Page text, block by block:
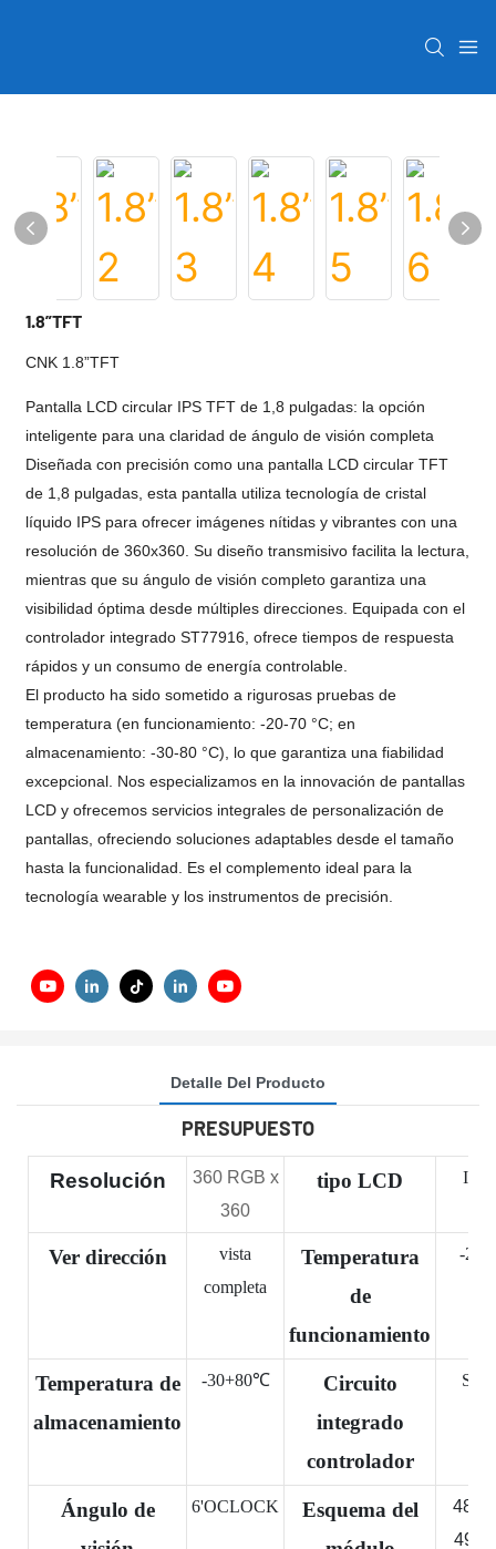
1.8”TFT
CNK 1.8”TFT
Pantalla LCD circular IPS TFT de 1,8 pulgadas: la opción
inteligente para una claridad de ángulo de visión completa
Diseñada con precisión como una pantalla LCD circular TFT
de 1,8 pulgadas, esta pantalla utiliza tecnología de cristal
líquido IPS para ofrecer imágenes nítidas y vibrantes con una
resolución de 360x360. Su diseño transmisivo facilita la lectura,
mientras que su ángulo de visión completo garantiza una
visibilidad óptima desde múltiples direcciones. Equipada con el
controlador integrado ST77916, ofrece tiempos de respuesta
rápidos y un consumo de energía controlable.
El producto ha sido sometido a rigurosas pruebas de
temperatura (en funcionamiento: -20-70 °C; en
almacenamiento: -30-80 °C), lo que garantiza una fiabilidad
excepcional. Nos especializamos en la innovación de pantallas
LCD y ofrecemos servicios integrales de personalización de
pantallas, ofreciendo soluciones adaptables desde el tamaño
hasta la funcionalidad. Es el complemento ideal para la
tecnología wearable y los instrumentos de precisión.
Detalle Del Producto
PRESUPUESTO
Resolución
360 RGB x
360
tipo LCD IPS
Ver dirección
vista
completa
Temperatura
de
funcionamiento
-
Temperatura de
almacenamiento
-30+80℃
Circuito
integrado
controlador
Ángulo de
6'OCLOCK
Esquema del